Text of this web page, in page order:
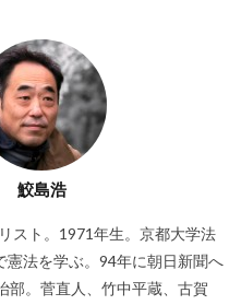
鮫島浩
スト。1971年生。京都大学法
憲法を学ぶ。94年に朝日新聞へ
部。菅直人、竹中平蔵、古賀